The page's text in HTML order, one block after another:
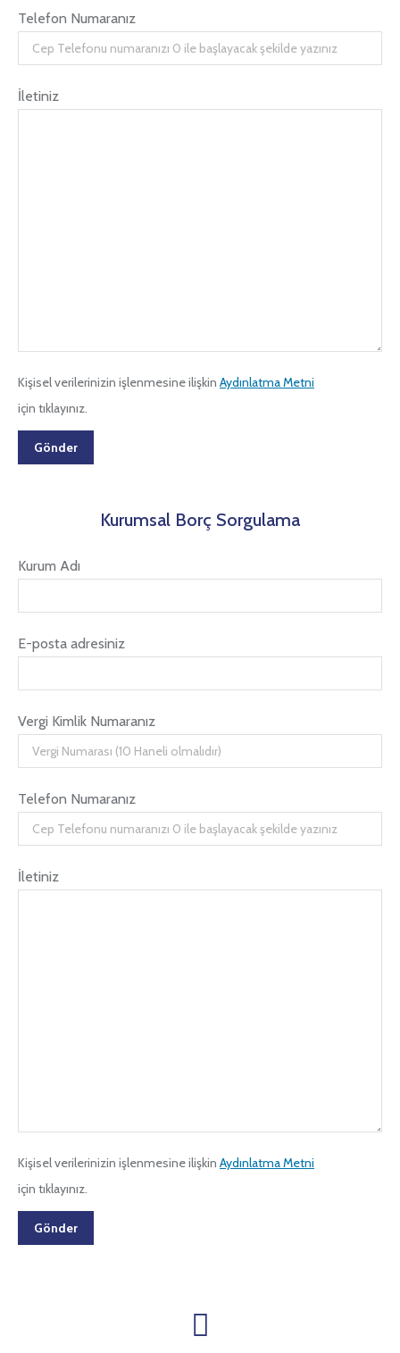
Telefon Numaranız
İletiniz
Kişisel verilerinizin işlenmesine ilişkin Aydınlatma Metni
için tıklayınız.
Kurumsal Borç Sorgulama
Kurum Adı
E-posta adresiniz
Vergi Kimlik Numaranız
Telefon Numaranız
İletiniz
Kişisel verilerinizin işlenmesine ilişkin Aydınlatma Metni
için tıklayınız.